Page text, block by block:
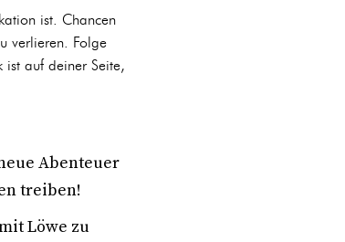
ist. Chancen
verlieren. Folge
ist auf deiner Seite,
Abenteuer
treiben!
Löwe zu